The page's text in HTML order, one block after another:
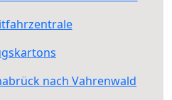
nach Vahrenwald